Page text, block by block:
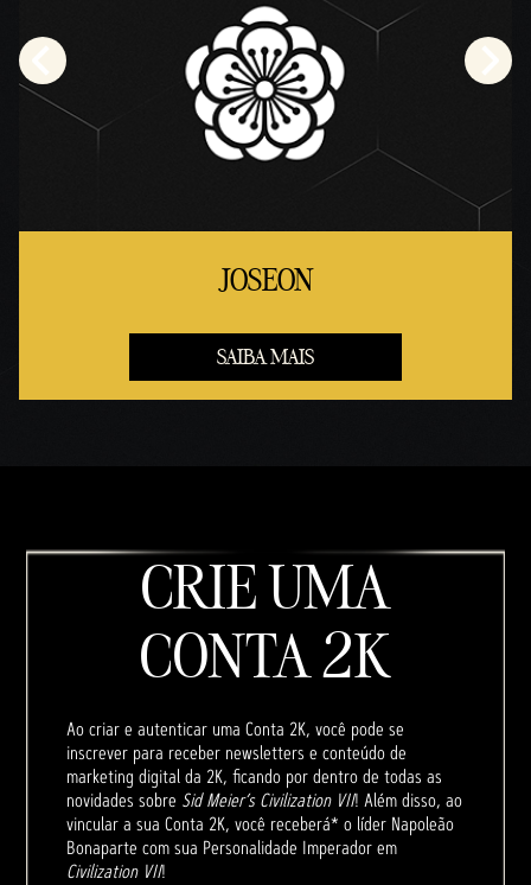
JOSEON
SAIBA MAIS
CRIE UMA
CONTA 2K
Ao criar e autenticar uma Conta 2K, você pode se
inscrever para receber newsletters e conteúdo de
marketing digital da 2K, ficando por dentro de todas as
novidades sobre Sid Meier’s Civilization VII! Além disso, ao
vincular a sua Conta 2K, você receberá* o líder Napoleão
Bonaparte com sua Personalidade Imperador em
Civilization VII!